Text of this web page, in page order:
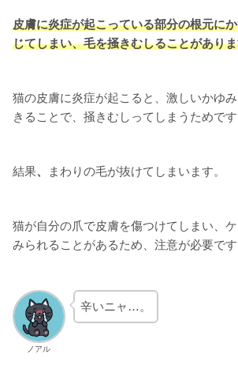
皮膚に炎症が起こっている部分の根元に
じてしまい、毛を掻きむしることがあり
猫の皮膚に炎症が起こると、激しいかゆ
きることで、掻きむしってしまうためです
結果、 まわりの毛が抜けてしまいます。
猫が自分の爪で皮膚を傷つけてしまい、
みられることがあるため、注意が必要です
ノアル
辛いニャ…。